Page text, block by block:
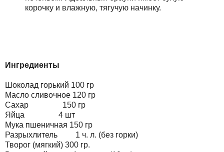
корочку и влажную, тягучую начинку.
Ингредиенты
Шоколад горький 100 гр
Масло сливочное 120 гр
Сахар
150 гр
Яйца
4 шт
Мука пшеничная 150 гр
Разрыхлитель
1 ч. л. (без горки)
Творог (мягкий) 300 гр.